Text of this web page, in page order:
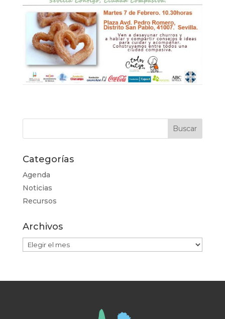
Categorías
Agenda
Noticias
Recursos
Archivos
Archivos